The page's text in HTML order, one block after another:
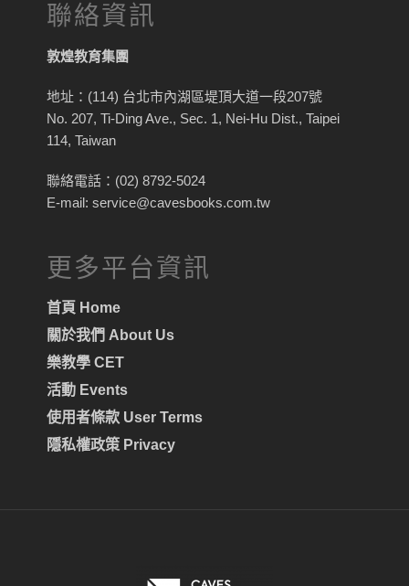
聯絡資訊
敦煌教育集團
地址：(114) 台北市內湖區堤頂大道一段207號
No. 207, Ti-Ding Ave., Sec. 1, Nei-Hu Dist., Taipei
114, Taiwan
聯絡電話：(02) 8792-5024
E-mail: service@cavesbooks.com.tw
更多平台資訊
首頁 Home
關於我們 About Us
樂教學 CET
活動 Events
使用者條款 User Terms
隱私權政策 Privacy